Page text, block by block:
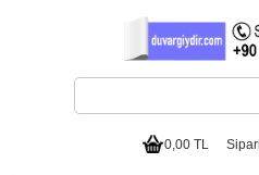
0,00 TL